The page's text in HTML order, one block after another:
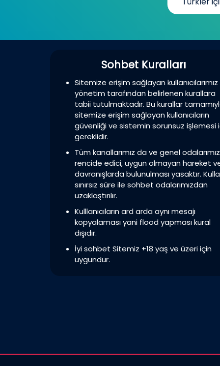
Sohbet Kuralları
Sitemize erişim sağlayan kullanıcılarımız
yönetim tarafından belirlenen kurallara
tabii tutulmaktadır. Bu kurallar
sitemize erişim sağlayan kullanıcıların
güvenliği ve sistemin sorunsuz işlemesi
gereklidir.
Tüm kanallarımız da ve genel
rencide edici, uygun olmayan hareket
davranışlarda bulunulması yasaktır.
sınırsız süre ile sohbet odalarımızdan
uzaklaştırılır.
Kulllanıcıların ard arda aynı mesajı
kopyalaması yani flood yapması kural
dışıdır.
İyi sohbet Sitemiz +18 yaş ve üzeri için
uygundur.